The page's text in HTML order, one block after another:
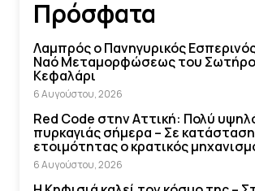
Πρόσφατα
Λαμπρός ο Πανηγυρικός
Ναό Μεταμορφώσεως του
Κεφαλάρι
6 Αυγούστου, 2026
Red Code στην Αττική: Πολύ
πυρκαγιάς σήμερα – Σε
ετοιμότητας ο κρατικός
6 Αυγούστου, 2026